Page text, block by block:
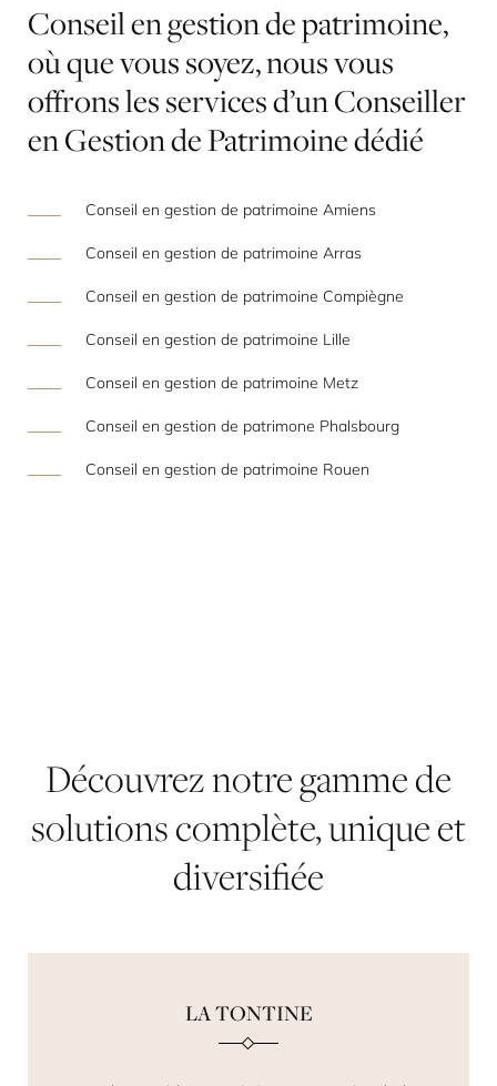
Conseilengestiondepatrimoine,
oùquevoussoyez,nousvous
offronslesservicesd’unConseiller
enGestiondePatrimoinedédié
Conseil en gestion de patrimoine Amiens
Conseil en gestion de patrimoine Arras
Conseil en gestion de patrimoine Compiègne
Conseil en gestion de patrimoine Lille
Conseil en gestion de patrimoine Metz
Conseil en gestion de patrimone Phalsbourg
Conseil en gestion de patrimoine Rouen
Découvreznotregammede
solutionscomplète,uniqueet
diversifiée
LA TONTINE